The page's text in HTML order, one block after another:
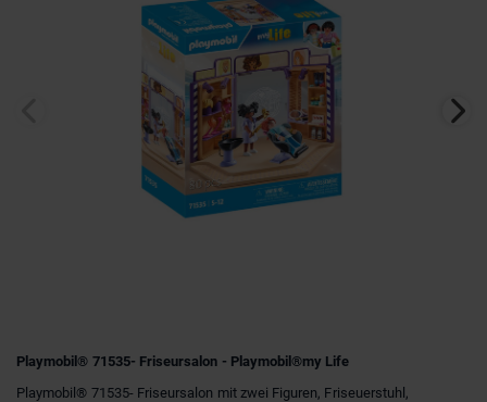
Playmobil® 71535- Friseursalon - Playmobil®my Life
Playmobil® 71535- Friseursalon mit zwei Figuren, Friseuerstuhl,